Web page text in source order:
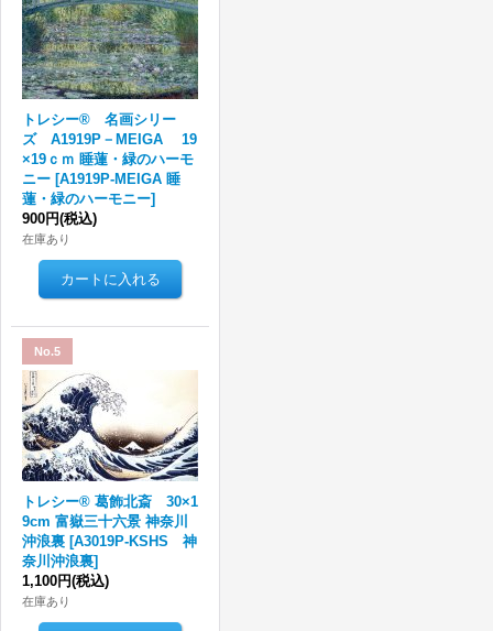
トレシー® 名画シリー
ズ A1919P－MEIGA 19
×19ｃｍ 睡蓮・緑のハーモ
ニー [A1919P-MEIGA 睡
蓮・緑のハーモニー]
900円(税込)
在庫あり
No.5
トレシー® 葛飾北斎 30×1
9cm 富嶽三十六景 神奈川
沖浪裏 [A3019P-KSHS 神
奈川沖浪裏]
1,100円(税込)
在庫あり